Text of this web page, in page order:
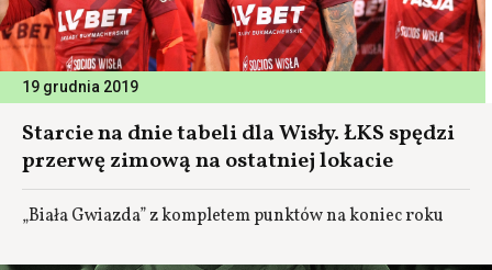
19 grudnia 2019
Starcie na dnie tabeli dla Wisły. ŁKS spędzi
przerwę zimową na ostatniej lokacie
„Biała Gwiazda” z kompletem punktów na koniec roku